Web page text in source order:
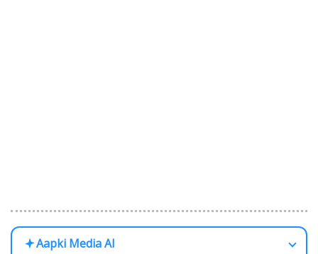
Aapki Media AI